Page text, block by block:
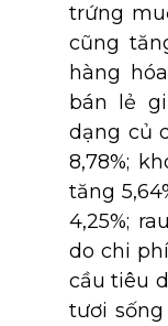
trứng
cũng
hàng
bán lẻ
dạng củ
8,78%;
tăng
4,25%;
do chi
cầu tiêu
tươi sống